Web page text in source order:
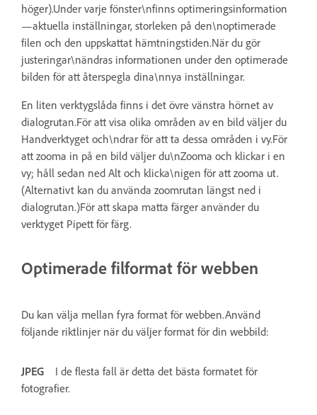
höger).Under varje fönster\nfinns optimeringsinformation
—aktuella inställningar, storleken på den\noptimerade
filen och den uppskattat hämtningstiden.När du gör
justeringar\nändras informationen under den optimerade
bilden för att återspegla dina\nnya inställningar.
En liten verktygslåda finns i det övre vänstra hörnet av
dialogrutan.För att visa olika områden av en bild väljer du
Handverktyget och\ndrar för att ta dessa områden i vy.För
att zooma in på en bild väljer du\nZooma och klickar i en
vy; håll sedan ned Alt och klicka\nigen för att zooma ut.
(Alternativt kan du använda zoomrutan längst ned i
dialogrutan.)För att skapa matta färger använder du
verktyget Pipett för färg.
Optimerade filformat för webben
Du kan välja mellan fyra format för webben.Använd
följande riktlinjer när du väljer format för din webbild:
JPEG
I de flesta fall är detta det bästa formatet för
fotografier.